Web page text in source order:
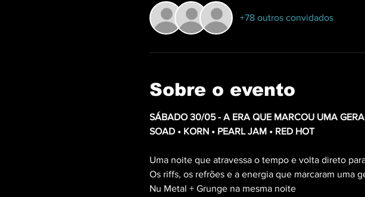
+78 outros convidados
Sobre o evento
SÁBADO 30/05 - A ERA QUE MARCOU UMA
SOAD • KORN • PEARL JAM • RED HOT
Uma noite que atravessa o tempo e volta direto
Os riffs, os refrões e a energia que marcaram uma
Nu Metal + Grunge na mesma noite